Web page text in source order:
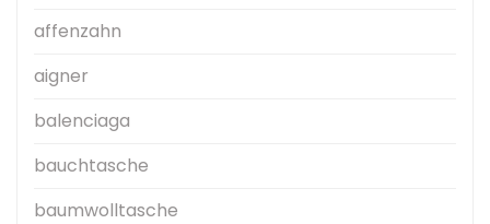
affenzahn
aigner
balenciaga
bauchtasche
baumwolltasche